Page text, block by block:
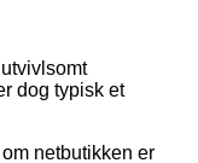
dog typisk et
netbutikken er